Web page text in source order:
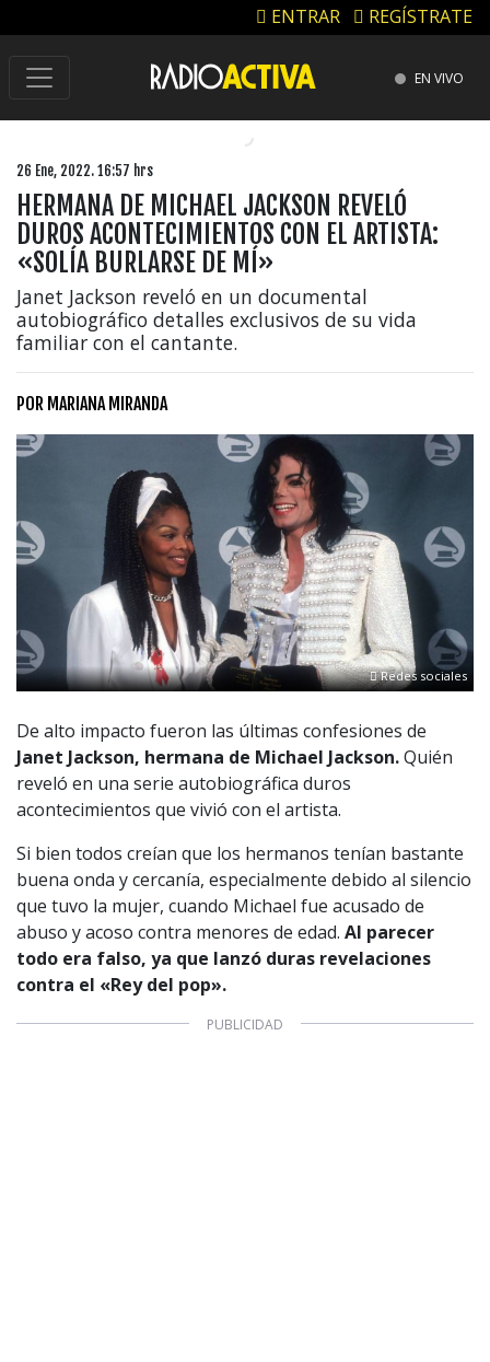
ENTRAR REGÍSTRATE
EN VIVO
26 Ene, 2022. 16:57 hrs
HERMANA DE MICHAEL JACKSON REVELÓ
DUROS ACONTECIMIENTOS CON EL ARTISTA:
«SOLÍA BURLARSE DE MÍ»
Janet Jackson reveló en un documental
autobiográfico detalles exclusivos de su vida
familiar con el cantante.
POR MARIANA MIRANDA
Redes sociales
De alto impacto fueron las últimas confesiones de
Janet Jackson, hermana de Michael Jackson.Quién
reveló en una serie autobiográfica duros
acontecimientos que vivió con el artista.
Si bien todos creían que los hermanos tenían bastante
buena onda y cercanía, especialmente debido al silencio
que tuvo la mujer, cuando Michael fue acusado de
abuso y acoso contra menores de edad. Al parecer
todo era falso, ya que lanzó duras revelaciones
contra el «Rey del pop».